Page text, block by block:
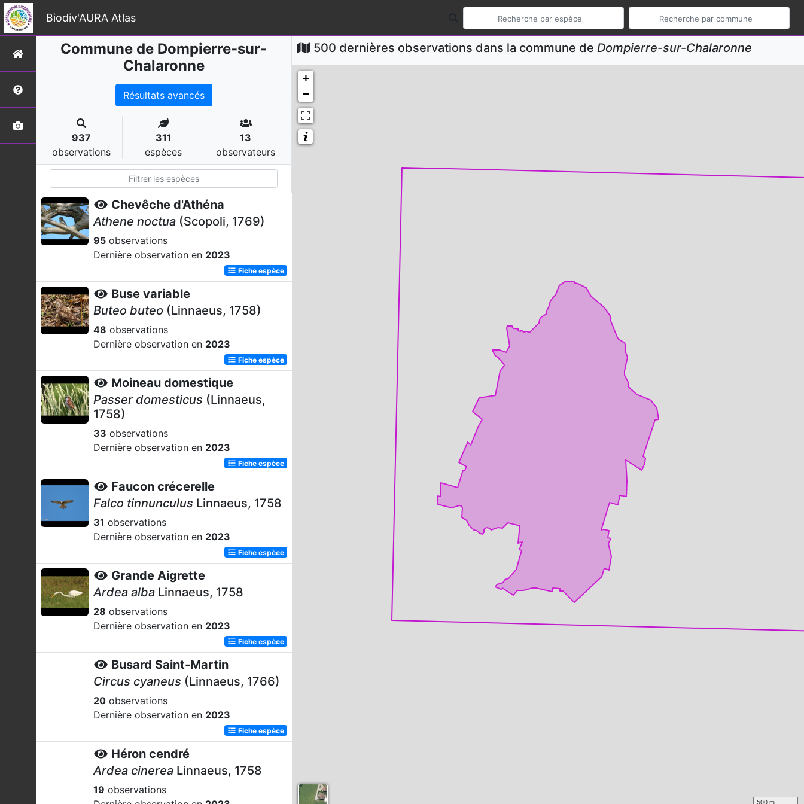
Biodiv'AURA Atlas
Commune de Dompierre-sur-
Chalaronne
Résultats avancés
937
observations
311
espèces
13
observateurs
Chevêche d'Athéna
Athene noctua (Scopoli, 1769)
95 observations
Dernière observation en 2023
Fiche espèce
Buse variable
Buteo buteo (Linnaeus, 1758)
48 observations
Dernière observation en 2023
Fiche espèce
Moineau domestique
Passer domesticus (Linnaeus,
1758)
33 observations
Dernière observation en 2023
Fiche espèce
Faucon crécerelle
Falco tinnunculus Linnaeus, 1758
31 observations
Dernière observation en 2023
Fiche espèce
Grande Aigrette
Ardea alba Linnaeus, 1758
28 observations
Dernière observation en 2023
Fiche espèce
Busard Saint-Martin
Circus cyaneus (Linnaeus, 1766)
20 observations
Dernière observation en 2023
Fiche espèce
Héron cendré
Ardea cinerea Linnaeus, 1758
19 observations
500 dernières observations dans la commune de Dompierre-sur-Chalaronne
+
−
500 m